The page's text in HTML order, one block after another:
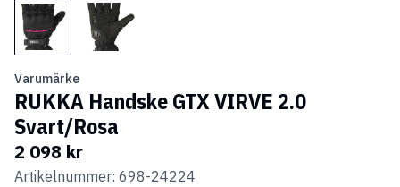
Varumärke
RUKKA Handske GTX VIRVE 2.0
Svart/Rosa
2 098 kr
Artikelnummer: 698-24224